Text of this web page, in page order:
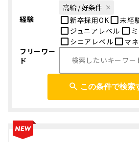
高給 / 好条件
経験
新卒採用OK
未経
ジュニアレベル
シニアレベル
マ
フリーワー
ド
この条件で検索